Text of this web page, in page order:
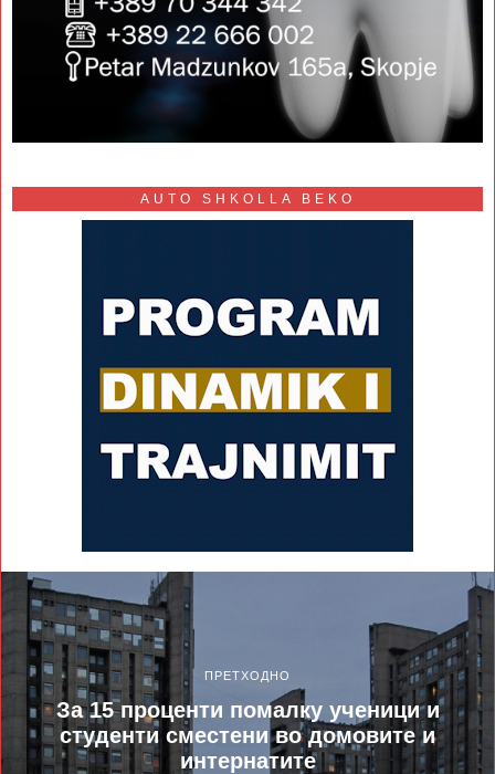
AUTO SHKOLLA BEKO
ПРЕТХОДНО
За 15 проценти помалку ученици и
студенти сместени во домовите и
интернатите